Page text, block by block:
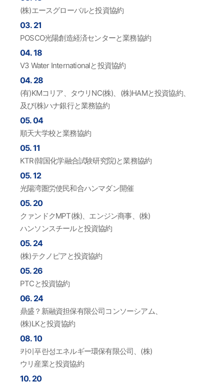
(株)エースグローバルと投資協約
03. 21
POSCO光陽創造経済センターと業務協約
04. 18
V3 Water Internationalと投資協約
04. 28
(有)KMコリア、タウリNC(株)、(株)HAMと投資協約、
及び(株)ハナ銀行と業務協約
05. 04
順天大学校と業務協約
05. 11
KTR(韓国化学融合試験研究院)と業務協約
05. 12
光陽湾圏労使民和合ハンマダン開催
05. 20
クァンドクMPT(株)、エンジン商事、(株)
ハンソンスチールと投資協約
05. 24
(株)テクノピアと投資協約
05. 26
PTCと投資協約
06. 24
鼎盛？新融資担保有限公司コンソーシアム、
(株)LKと投資協約
08. 10
카이푸란성エネルギー環保有限公司、(株)
ウリ産業と投資協約
10. 20